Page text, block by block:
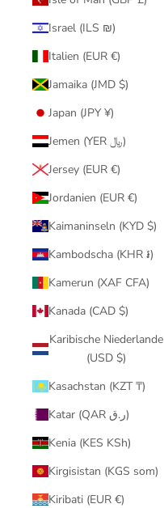
Israel (ILS ₪)
Italien (EUR €)
Jamaika (JMD $)
Japan (JPY ¥)
Jemen (YER ﷼)
Jersey (EUR €)
Jordanien (EUR €)
Kaimaninseln (KYD $)
Kambodscha (KHR ៛)
Kamerun (XAF CFA)
Kanada (CAD $)
Karibische Niederlande
(USD $)
Kasachstan (KZT ₸)
Katar (QAR ر.ق)
Kenia (KES KSh)
Kirgisistan (KGS som)
Kiribati (EUR €)